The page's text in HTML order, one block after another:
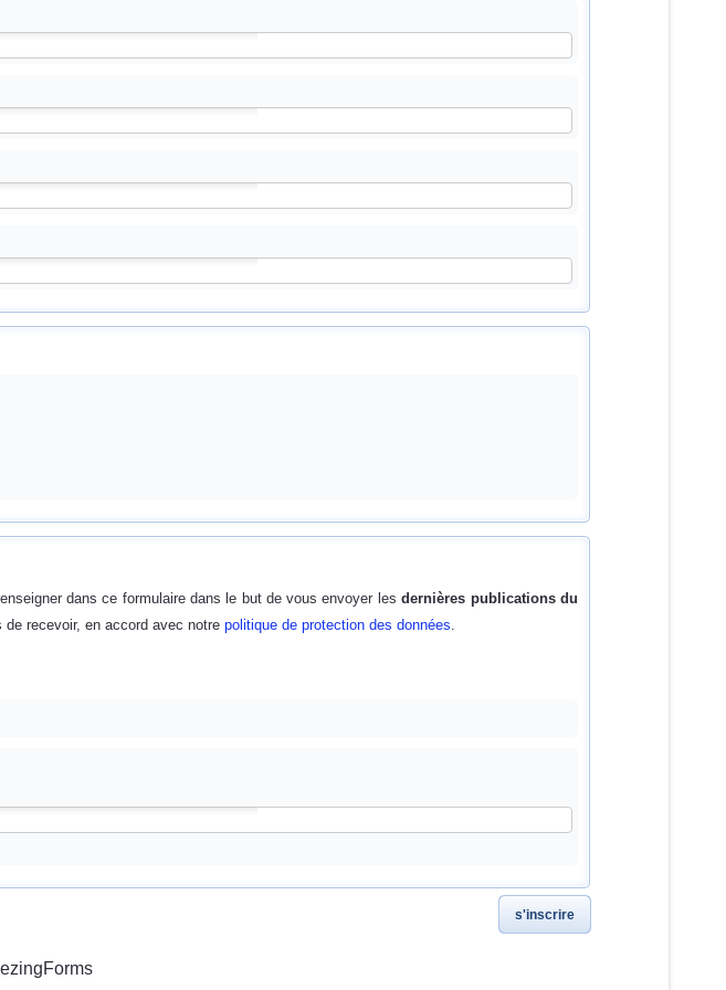
dans ce formulaire dans le but de vous envoyer les dernières publications du
recevoir, en accord avec notre politique de protection des données.
s'inscrire